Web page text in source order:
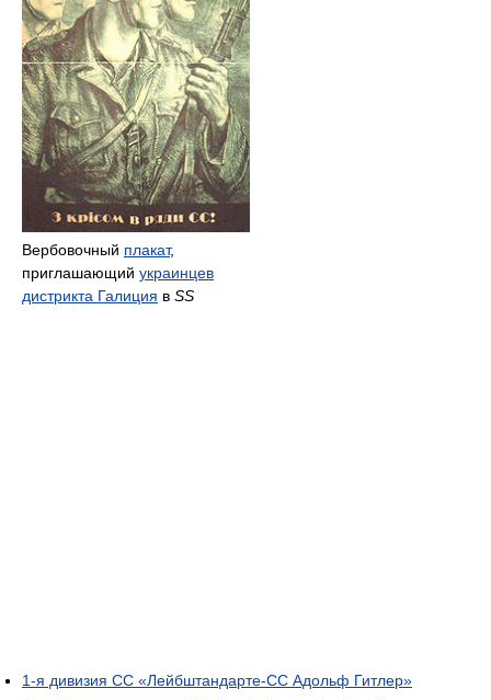
Вербовочный плакат,
приглашающий украинцев
дистрикта Галиция в SS
1-я дивизия СС «Лейбштандарте-СС Адольф Гитлер»